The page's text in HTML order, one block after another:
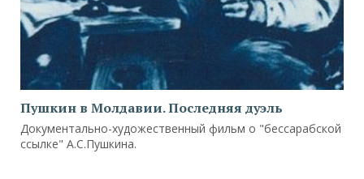
Пушкин в Молдавии. Последняя дуэль
Документально-художественный фильм о "бессарабской
ссылке" А.С.Пушкина.